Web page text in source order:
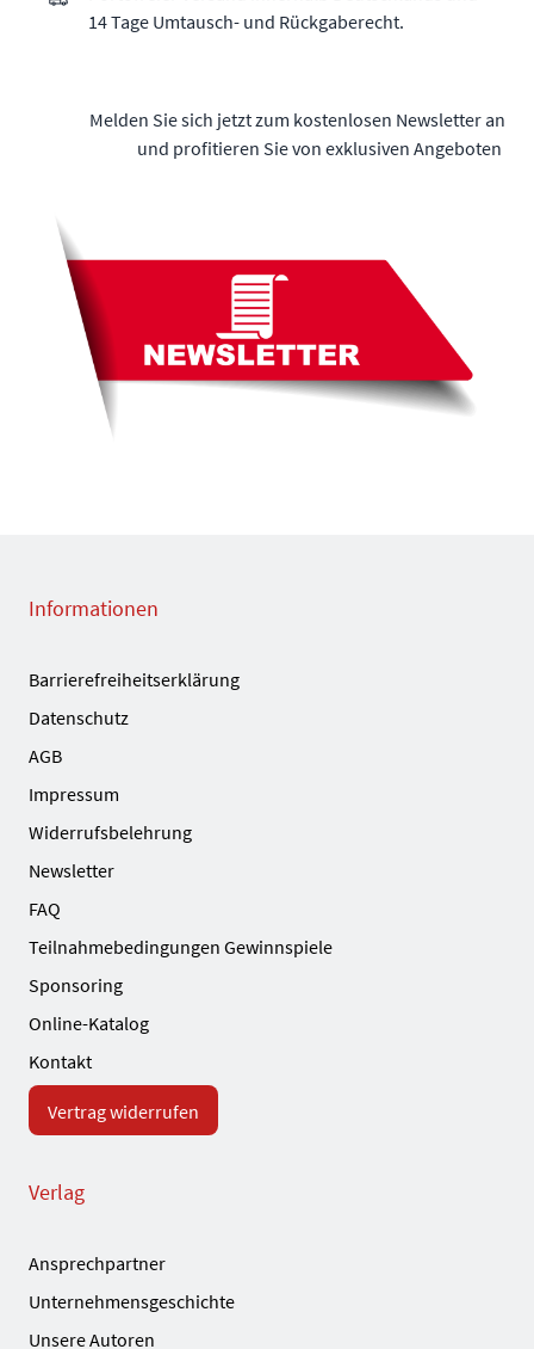
14 Tage Umtausch- und Rückgaberecht.
Melden Sie sich jetzt zum kostenlosen Newsletter an
und profitieren Sie von exklusiven Angeboten
Informationen
Barrierefreiheitserklärung
Datenschutz
AGB
Impressum
Widerrufsbelehrung
Newsletter
FAQ
Teilnahmebedingungen Gewinnspiele
Sponsoring
Online-Katalog
Kontakt
Vertrag widerrufen
Verlag
Ansprechpartner
Unternehmensgeschichte
Unsere Autoren